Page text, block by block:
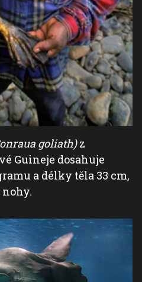
goliath)z
Guineje dosahuje
a délky těla 33 cm,